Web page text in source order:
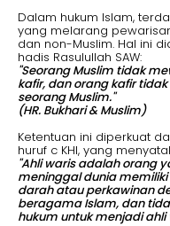
Dalam hukum Islam,
yang melarang
dan non-Muslim. Hal ini
hadis Rasulullah SAW:
"Seorang Muslim tidak
kafir, dan orang kafir
seorang Muslim."
(HR. Bukhari & Muslim)
Ketentuan ini diperkuat
huruf c KHI, yang
"Ahli waris adalah orang
meninggal dunia
darah atau perkawinan
beragama Islam, dan
hukum untuk menjadi ahli